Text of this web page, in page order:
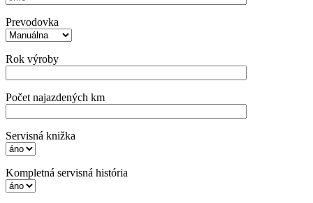
Prevodovka
Rok výroby
Počet najazdených km
Servisná knižka
Kompletná servisná história